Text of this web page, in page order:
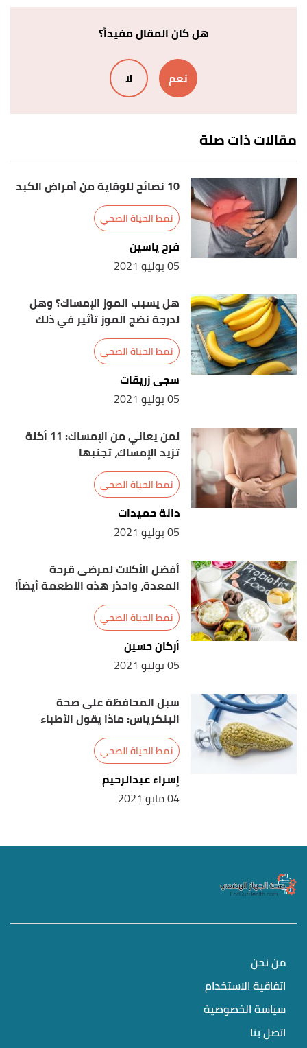
↑
"Malnutrition"
,who, 15/4/2020, Retrieved
27/3/2021. Edited.
,hopkinsmedicine
27/3/2021. Edited.
^
"symptoms"
,nhs, 7/2/2020, Retrieved
27/3/2021. Edited.
↑
Yvette Brazier (3/1/2020),"Malnutrition: What
you need to know" medicalnewstoday, Retrieved
27/3/2021. Edited.
↑
↑
Malnutrition",verywellhealth, Retrieved 27/3/2021.
Edited.
↑
27/3/2021. Edited.
^أب
^أب"Malnutrition"
,nhsinform, 8/9/2020, Retrieved
increased need for calories. "Undernutrition",
msdmanuals , Retrieved 16/4/2021. Edited.
↑
"Five Ways for Reducing Child Malnutrition in
,savethechildren, 7/8/2017, Retrieved
هل كان المقال مفيداً؟
نعم لا
مقالات ذات صلة
10 نصائح للوقاية من أمراض الكبد
نمط الحياة الصحي
فرح ياسين
05 يوليو 2021
هل يسبب الموز الإمساك؟ وهل
لدرجة نضج الموز تأثير في ذلك
نمط الحياة الصحي
سجى زريقات
05 يوليو 2021
لمن يعاني من الإمساك: 11 أكلة
تزيد الإمساك، تجنبها
نمط الحياة الصحي
دانة حميدات
05 يوليو 2021
أفضل الأكلات لمرضى قرحة
المعدة، واحذر هذه الأطعمة أيضاً!
نمط الحياة الصحي
أركان حسين
05 يوليو 2021
سبل المحافظة على صحة
البنكرياس: ماذا يقول الأطباء
نمط الحياة الصحي
إسراء عبدالرحيم
04 مايو 2021
من نحن
اتفاقية الاستخدام
سياسة الخصوصية
اتصل بنا